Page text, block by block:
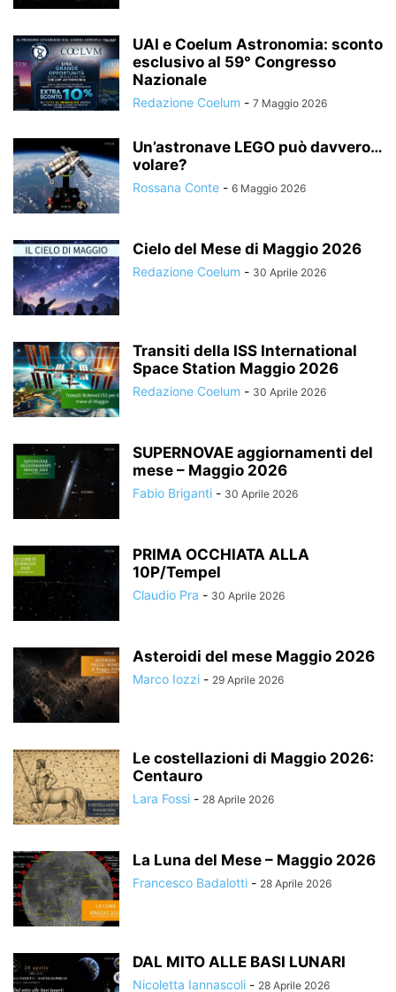
UAI e Coelum Astronomia: sconto
esclusivo al 59° Congresso
Nazionale
Redazione Coelum - 7 Maggio 2026
Un’astronave LEGO può davvero…
volare?
Rossana Conte - 6 Maggio 2026
Cielo del Mese di Maggio 2026
Redazione Coelum - 30 Aprile 2026
Transiti della ISS International
Space Station Maggio 2026
Redazione Coelum - 30 Aprile 2026
SUPERNOVAE aggiornamenti del
mese – Maggio 2026
Fabio Briganti - 30 Aprile 2026
PRIMA OCCHIATA ALLA
10P/Tempel
Claudio Pra - 30 Aprile 2026
Asteroidi del mese Maggio 2026
Marco Iozzi - 29 Aprile 2026
Le costellazioni di Maggio 2026:
Centauro
Lara Fossi - 28 Aprile 2026
La Luna del Mese – Maggio 2026
Francesco Badalotti - 28 Aprile 2026
DAL MITO ALLE BASI LUNARI
Nicoletta Iannascoli - 28 Aprile 2026